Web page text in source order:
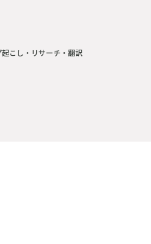
こし・リサーチ・翻訳